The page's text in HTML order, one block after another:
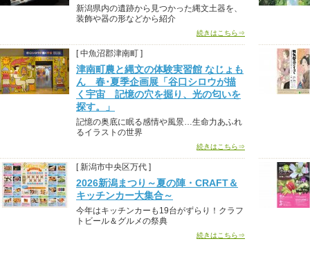
新潟県内の遺跡から見つかった縄文土器を、
装飾や器の形などから紹介
続きはこちら⇒
[ 中魚沼郡津南町 ]
津南町農と縄文の体験実習館 なじょも
ん 春･夏季企画展「谷口シロウが描
く宇宙 記憶の穴を掘り、光の匂いを
探す。」
記憶の奥底に眠る感情や風景…生命力あふれ
るイラストの世界
続きはこちら⇒
[ 新潟市中央区万代 ]
2026新潟まつり～夏の陣・CRAFT＆
キッチンカー大集合～
今年はキッチンカーも19台がずらり！クラフ
トビール＆グルメの祭典
続きはこちら⇒